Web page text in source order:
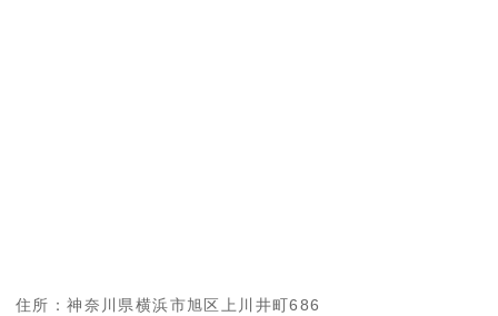
住所：神奈川県横浜市旭区上川井町686